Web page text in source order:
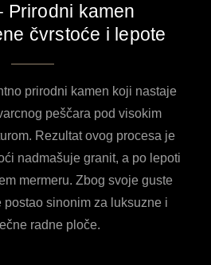
Prirodni kamen
čvrstoće i lepote
prirodni kamen koji nastaje
peščara pod visokim
Rezultat ovog procesa je
nadmašuje granit, a po lepoti
mermeru. Zbog svoje guste
postao sinonim za luksuzne i
radne ploče.